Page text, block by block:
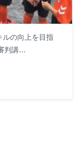
ルの向上を目指
判講…